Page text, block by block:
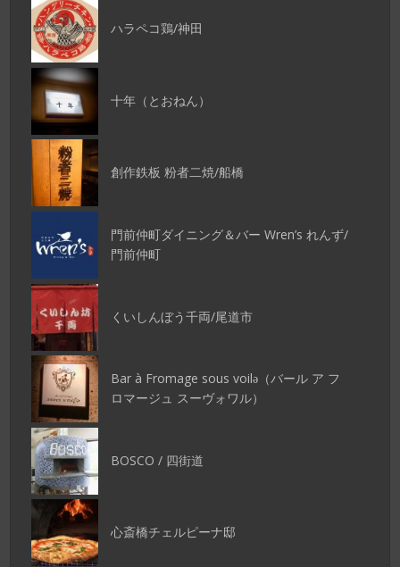
ハラペコ鶏/神田
十年（とおねん）
創作鉄板 粉者二焼/船橋
門前仲町ダイニング＆バー Wren’s れんず/
門前仲町
くいしんぼう千両/尾道市
Bar à Fromage sous voilǝ（バール ア フ
ロマージュ スーヴォワル）
BOSCO / 四街道
心斎橋チェルピーナ邸